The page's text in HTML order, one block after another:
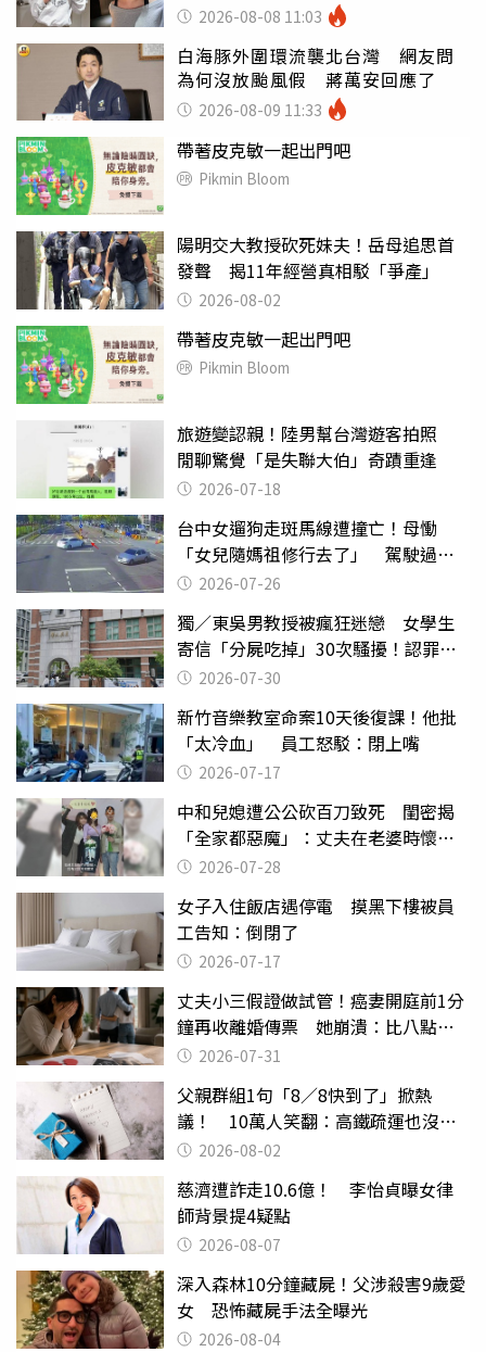
2026-08-08 11:03
白海豚外圍環流襲北台灣 網友問
為何沒放颱風假 蔣萬安回應了
2026-08-09 11:33
帶著皮克敏一起出門吧
Pikmin Bloom
陽明交大教授砍死妹夫！岳母追思首
發聲 揭11年經營真相駁「爭產」
2026-08-02
帶著皮克敏一起出門吧
Pikmin Bloom
旅遊變認親！陸男幫台灣遊客拍照
閒聊驚覺「是失聯大伯」奇蹟重逢
2026-07-18
台中女遛狗走斑馬線遭撞亡！母慟
「女兒隨媽祖修行去了」 駕駛過失
致死判9月
2026-07-26
獨／東吳男教授被瘋狂迷戀 女學生
寄信「分屍吃掉」30次騷擾！認罪免
關 2026-07-30
新竹音樂教室命案10天後復課！他批
「太冷血」 員工怒駁：閉上嘴
2026-07-17
中和兒媳遭公公砍百刀致死 閨密揭
「全家都惡魔」：丈夫在老婆時懷孕
摔東西
2026-07-28
女子入住飯店遇停電 摸黑下樓被員
工告知：倒閉了
2026-07-17
丈夫小三假證做試管！癌妻開庭前1分
鐘再收離婚傳票 她崩潰：比八點檔
還扯2026-07-31
父親群組1句「8／8快到了」掀熱
議！ 10萬人笑翻：高鐵疏運也沒列
父親節
2026-08-02
慈濟遭詐走10.6億！ 李怡貞曝女律
師背景提4疑點
2026-08-07
深入森林10分鐘藏屍！父涉殺害9歲愛
女 恐怖藏屍手法全曝光
2026-08-04